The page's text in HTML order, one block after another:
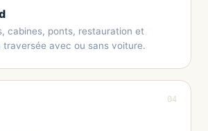
cabines, ponts, restauration et
traversée avec ou sans voiture.
04